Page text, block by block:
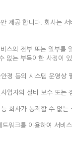
제공 합니다. 회사는
스의 전부 또는 일부를
없는 부득이한 사정이
정 등의 시스템 운영상
업자의 설비 보수 또는
회사가 통제할 수 없는
워크를 이용하여 서비